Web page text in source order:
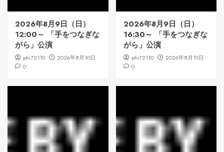
2026年8月9日（日）
12:00～ 「手をつなぎな
がら」公演
phi72110
2026年8月10日
0
2026年8月9日（日）
16:30～ 「手をつなぎな
がら」公演
phi72110
2026年8月10日
0